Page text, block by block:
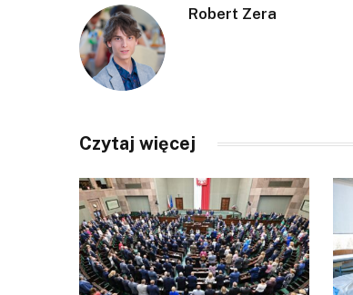
Robert Zera
Czytaj więcej